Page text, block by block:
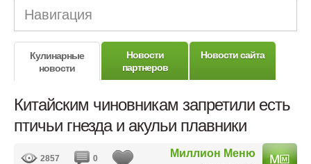
Навигация
Кулинарные
новости
Новости
партнеров
Новости сайта
Китайским чиновникам запретили есть
птичьи гнезда и акульи плавники
Миллион Меню
2857 0